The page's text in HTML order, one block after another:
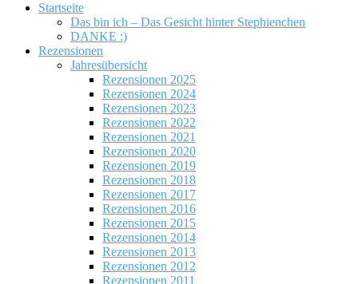
Startseite
Das bin ich – Das Gesicht hinter Stephienchen
DANKE :)
Rezensionen
Jahresübersicht
Rezensionen 2025
Rezensionen 2024
Rezensionen 2023
Rezensionen 2022
Rezensionen 2021
Rezensionen 2020
Rezensionen 2019
Rezensionen 2018
Rezensionen 2017
Rezensionen 2016
Rezensionen 2015
Rezensionen 2014
Rezensionen 2013
Rezensionen 2012
Rezensionen 2011